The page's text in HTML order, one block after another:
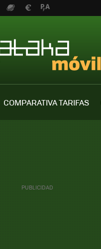
COMPARATIVA TARIFAS